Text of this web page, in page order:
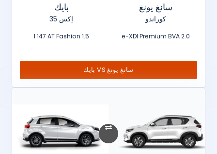
سانغ يونغ
كوراندو
2.0 e-XDI Premium BVA
بايك
إكس 35
1.5 l 147 AT Fashion
سانغ يونغ VS بايك